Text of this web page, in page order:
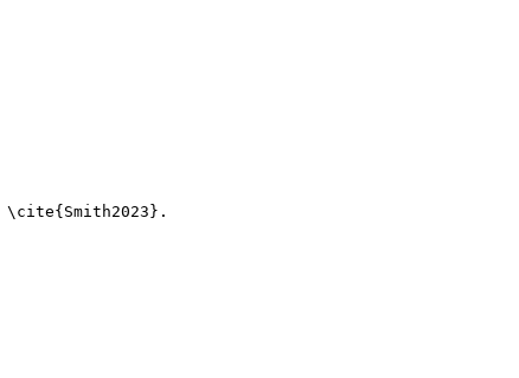
\cite{ Smith2023 }.